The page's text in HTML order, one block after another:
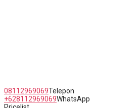
08112969069Telepon
+628112969069WhatsApp